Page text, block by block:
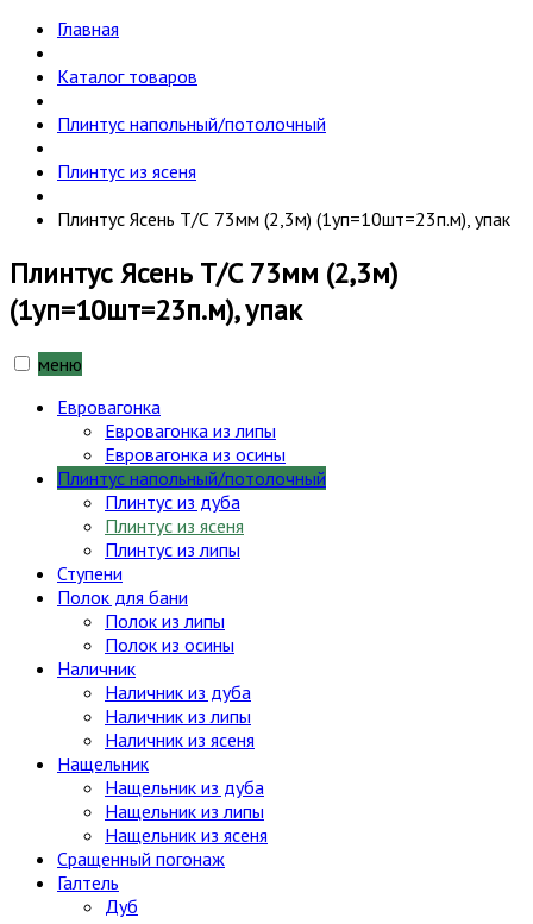
Главная
Каталог товаров
Плинтус напольный/потолочный
Плинтус из ясеня
Плинтус Ясень Т/С 73мм (2,3м) (1уп=10шт=23п.м), упак
Плинтус Ясень Т/С 73мм (2,3м)
(1уп=10шт=23п.м), упак
меню
Евровагонка
Евровагонка из липы
Евровагонка из осины
Плинтус напольный/потолочный
Плинтус из дуба
Плинтус из ясеня
Плинтус из липы
Ступени
Полок для бани
Полок из липы
Полок из осины
Наличник
Наличник из дуба
Наличник из липы
Наличник из ясеня
Нащельник
Нащельник из дуба
Нащельник из липы
Нащельник из ясеня
Сращенный погонаж
Галтель
Дуб